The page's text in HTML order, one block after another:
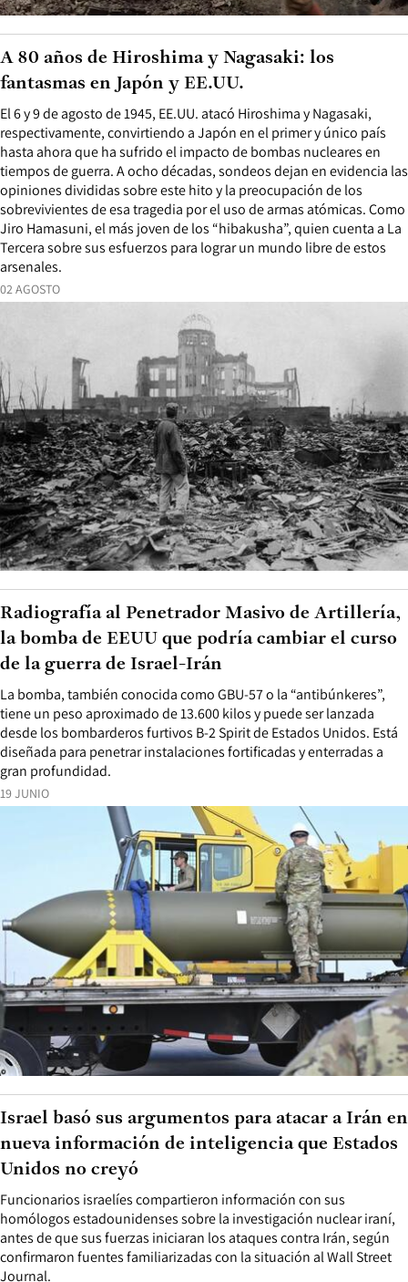
02 AGOSTO
El 6 y 9 de agosto de 1945, EE.UU. atacó Hiroshima y Nagasaki,
respectivamente, convirtiendo a Japón en el primer y único país
hasta ahora que ha sufrido el impacto de bombas nucleares en
tiempos de guerra. A ocho décadas, sondeos dejan en evidencia las
opiniones divididas sobre este hito y la preocupación de los
sobrevivientes de esa tragedia por el uso de armas atómicas. Como
Jiro Hamasuni, el más joven de los “hibakusha”, quien cuenta a La
Tercera sobre sus esfuerzos para lograr un mundo libre de estos
arsenales.
A 80 años de Hiroshima y Nagasaki: los
fantasmas en Japón y EE.UU.
19 JUNIO
La bomba, también conocida como GBU-57 o la “antibúnkeres”,
tiene un peso aproximado de 13.600 kilos y puede ser lanzada
desde los bombarderos furtivos B-2 Spirit de Estados Unidos. Está
diseñada para penetrar instalaciones fortificadas y enterradas a
gran profundidad.
Radiografía al Penetrador Masivo de Artillería,
la bomba de EEUU que podría cambiar el curso
de la guerra de Israel-Irán
Funcionarios israelíes compartieron información con sus
homólogos estadounidenses sobre la investigación nuclear iraní,
antes de que sus fuerzas iniciaran los ataques contra Irán, según
confirmaron fuentes familiarizadas con la situación al Wall Street
Journal.
Israel basó sus argumentos para atacar a Irán en
nueva información de inteligencia que Estados
Unidos no creyó